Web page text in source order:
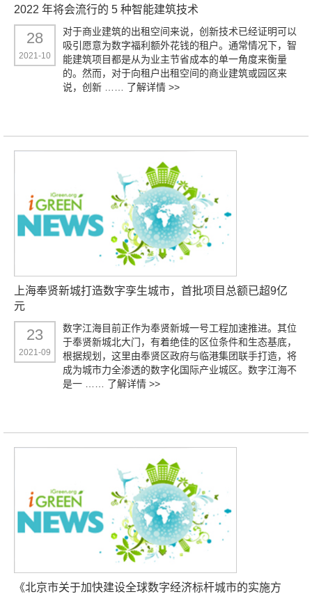
2022 年将会流行的 5 种智能建筑技术
28
2021-10
对于商业建筑的出租空间来说，创新技术已经证明可以
吸引愿意为数字福利额外花钱的租户。通常情况下，智
能建筑项目都是从为业主节省成本的单一角度来衡量
的。然而，对于向租户出租空间的商业建筑或园区来
说，创新 …… 了解详情 >>
上海奉贤新城打造数字孪生城市，首批项目总额已超9亿
元
23
2021-09
数字江海目前正作为奉贤新城一号工程加速推进。其位
于奉贤新城北大门，有着绝佳的区位条件和生态基底，
根据规划，这里由奉贤区政府与临港集团联手打造，将
成为城市力全渗透的数字化国际产业城区。数字江海不
是一 …… 了解详情 >>
《北京市关于加快建设全球数字经济标杆城市的实施方